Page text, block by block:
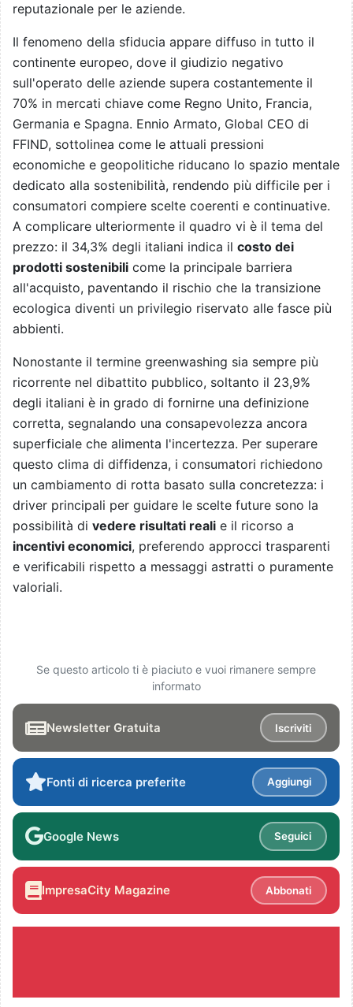
reputazionale per le aziende.
Il fenomeno della sfiducia appare diffuso in tutto il
continente europeo, dove il giudizio negativo
sull'operato delle aziende supera costantemente il
70% in mercati chiave come Regno Unito, Francia,
Germania e Spagna. Ennio Armato, Global CEO di
FFIND, sottolinea come le attuali pressioni
economiche e geopolitiche riducano lo spazio mentale
dedicato alla sostenibilità, rendendo più difficile per i
consumatori compiere scelte coerenti e continuative.
A complicare ulteriormente il quadro vi è il tema del
prezzo: il 34,3% degli italiani indica il costo dei
prodotti sostenibili come la principale barriera
all'acquisto, paventando il rischio che la transizione
ecologica diventi un privilegio riservato alle fasce più
abbienti.
Nonostante il termine greenwashing sia sempre più
ricorrente nel dibattito pubblico, soltanto il 23,9%
degli italiani è in grado di fornirne una definizione
corretta, segnalando una consapevolezza ancora
superficiale che alimenta l'incertezza. Per superare
questo clima di diffidenza, i consumatori richiedono
un cambiamento di rotta basato sulla concretezza: i
driver principali per guidare le scelte future sono la
possibilità di vedere risultati reali e il ricorso a
incentivi economici, preferendo approcci trasparenti
e verificabili rispetto a messaggi astratti o puramente
valoriali.
Se questo articolo ti è piaciuto e vuoi rimanere sempre
informato
Newsletter Gratuita Iscriviti
Fonti di ricerca preferite Aggiungi
Google News Seguici
ImpresaCity Magazine Abbonati